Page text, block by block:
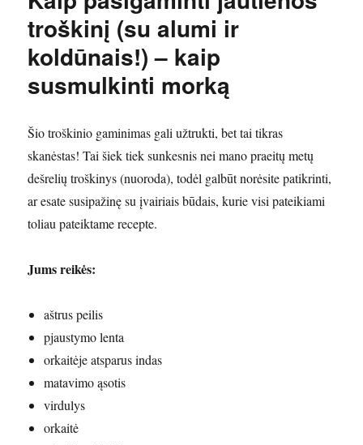
troškinį (su alumi ir
koldūnais!) – kaip
susmulkinti morką
Šio troškinio gaminimas gali užtrukti, bet tai tikras
skanėstas! Tai šiek tiek sunkesnis nei mano praeitų metų
dešrelių troškinys (nuoroda), todėl galbūt norėsite patikrinti,
ar esate susipažinę su įvairiais būdais, kurie visi pateikiami
toliau pateiktame recepte.
Jums reikės:
aštrus peilis
pjaustymo lenta
orkaitėje atsparus indas
matavimo ąsotis
virdulys
orkaitė